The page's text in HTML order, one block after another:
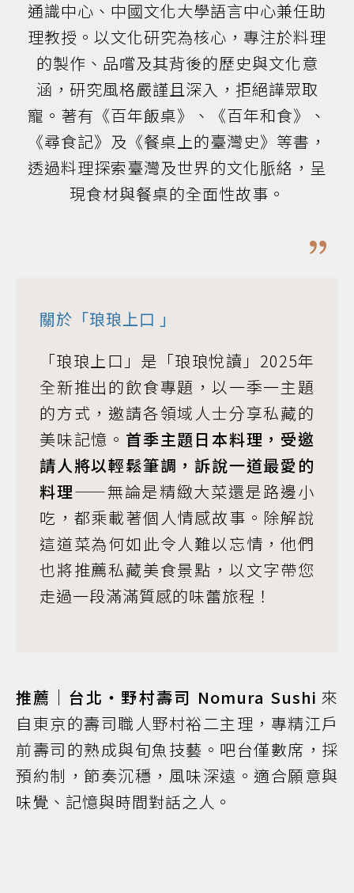
通識中心、中國文化大學語言中心兼任助
理教授。以文化研究為核心，專注於料理
的製作、品嚐及其背後的歷史與文化意
涵，研究風格嚴謹且深入，拒絕譁眾取
寵。著有《百年飯桌》、《百年和食》、
《尋食記》及《餐桌上的臺灣史》等書，
透過料理探索臺灣及世界的文化脈絡，呈
現食材與餐桌的全面性故事。
關於「琅琅上口 」
「琅琅上口」是「琅琅悅讀」2025年
全新推出的飲食專題，以一季一主題
的方式，邀請各領域人士分享私藏的
美味記憶。 首季主題日本料理，受邀
請人將以輕鬆筆調，訴說一道最愛的
料理——無論是精緻大菜還是路邊小
吃，都乘載著個人情感故事。除解說
這道菜為何如此令人難以忘情，他們
也將推薦私藏美食景點，以文字帶您
走過一段滿滿質感的味蕾旅程！
推薦｜台北・野村壽司 Nomura Sushi 來
自東京的壽司職人野村裕二主理，專精江戶
前壽司的熟成與旬魚技藝。吧台僅數席，採
預約制，節奏沉穩，風味深遠。適合願意與
味覺、記憶與時間對話之人。